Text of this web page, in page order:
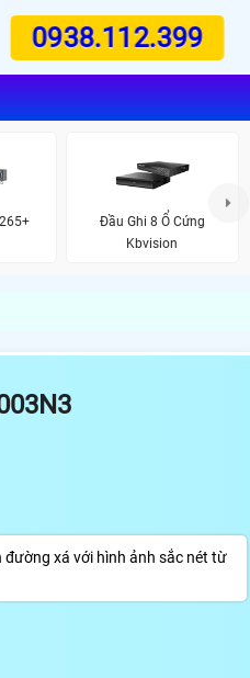
0938.112.399
Đầu Ghi 8 Ổ Cứng
Kbvision
xá với hình ảnh sắc nét từ